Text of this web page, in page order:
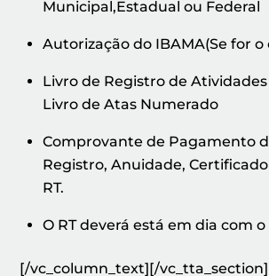
Municipal,Estadual ou Federal
Autorização do IBAMA(Se for o
Livro de Registro de
Livro de Atas Numerado
Comprovante de Pagamento
Registro, Anuidade,
RT.
O RT deverá está em dia com
[/vc_column_text][/